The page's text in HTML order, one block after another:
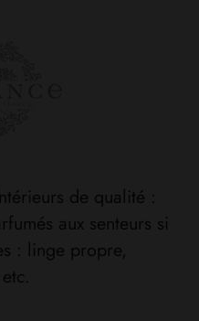
de qualité :
aux senteurs si
: linge propre,